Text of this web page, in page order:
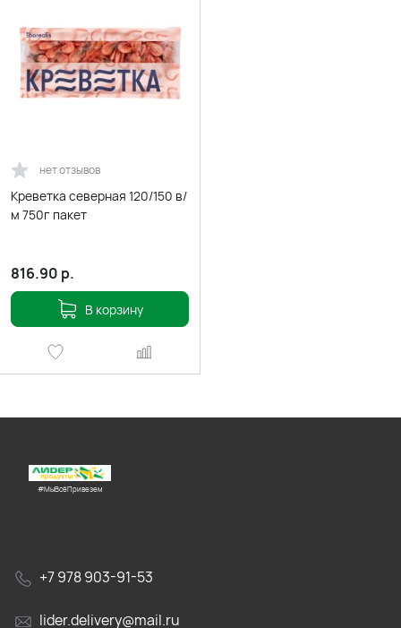
нет отзывов
Креветка северная 120/150 в/
м 750г пакет
816.90 р.
В корзину
#МыВсёПривезем
+7 978 903-91-53
lider.delivery@mail.ru